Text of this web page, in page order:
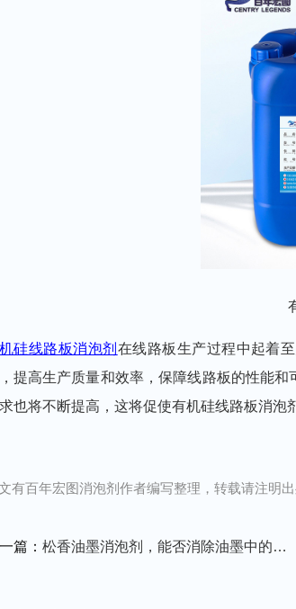
硅线路板消泡剂 在线路板生产过程中起着
提高生产质量和效率，保障线路板的性能
也将不断提高，这将促使有机硅线路板消泡
有百年宏图消泡剂作者编写整理，转载请注明
篇： 松香油墨消泡剂，能否消除油墨中的泡沫？